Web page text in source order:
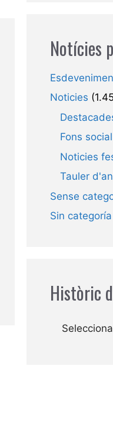
Notícies
Noticies
Fons
Noticies
Tauler
Sense
Sin categoría
Històric
Arxius